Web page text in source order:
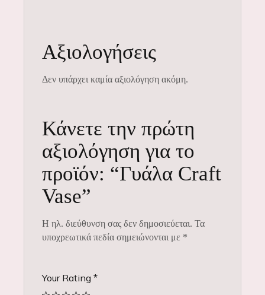
Αξιολογήσεις
Δεν υπάρχει καμία αξιολόγηση ακόμη.
Κάνετε την πρώτη
αξιολόγηση για το
προϊόν: “Γυάλα Craft
Vase”
Η ηλ. διεύθυνση σας δεν δημοσιεύεται. Τα
υποχρεωτικά πεδία σημειώνονται με *
Your Rating*